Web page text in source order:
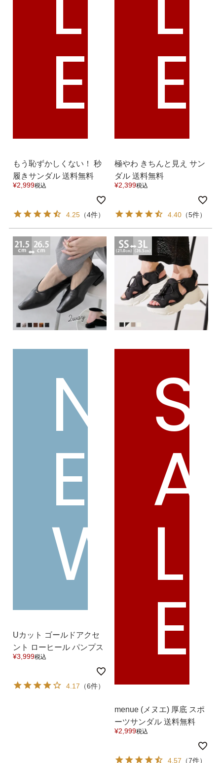
E
もう恥ずかしくない！ 秒
履きサンダル 送料無料
¥2,999税込
4.25（4件）
E
極やわ きちんと見え サン
ダル 送料無料
¥2,399税込
4.40 （5件）
N
E
W
Uカット ゴールドアクセ
ント ローヒール パンプス
送料無料
¥3,999税込
4.17 （6件）
S
A
L
E
menue (メヌエ) 厚底 スポ
ーツサンダル 送料無料
¥2,999税込
4.57 （7件）